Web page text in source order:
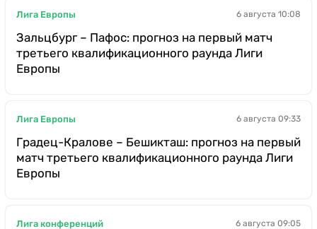
Лига Европы 6 августа 10:08
Зальцбург – Пафос: прогноз на первый матч
третьего квалификационного раунда Лиги
Европы
Лига Европы 6 августа 09:33
Градец-Кралове – Бешикташ: прогноз на первый
матч третьего квалификационного раунда Лиги
Европы
Лига конференций 6 августа 09:05